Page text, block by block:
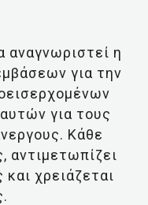
αναγνωριστεί η
για την
για τους
Κάθε
αντιμετωπίζει
χρειάζεται